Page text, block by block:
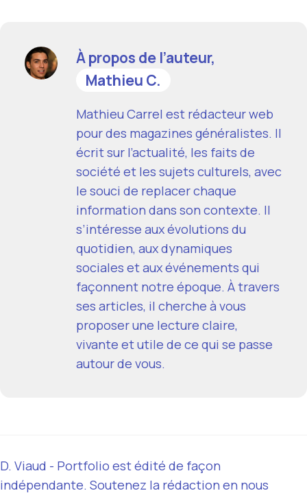
À propos de l’auteur,
Mathieu C.
Mathieu Carrel est rédacteur web
pour des magazines généralistes. Il
écrit sur l’actualité, les faits de
société et les sujets culturels, avec
le souci de replacer chaque
information dans son contexte. Il
s’intéresse aux évolutions du
quotidien, aux dynamiques
sociales et aux événements qui
façonnent notre époque. À travers
ses articles, il cherche à vous
proposer une lecture claire,
vivante et utile de ce qui se passe
autour de vous.
D. Viaud - Portfolio est édité de façon
indépendante. Soutenez la rédaction en nous